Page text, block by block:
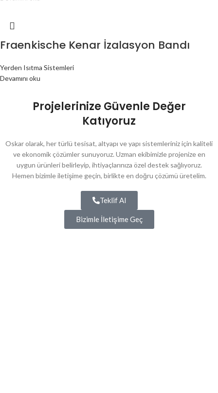
Fraenkische Kenar İzalasyon Bandı
Yerden Isıtma Sistemleri
Devamını oku
Projelerinize Güvenle Değer
Katıyoruz
Oskar olarak, her türlü tesisat, altyapı ve yapı sistemleriniz için kaliteli
ve ekonomik çözümler sunuyoruz. Uzman ekibimizle projenize en
uygun ürünleri belirleyip, ihtiyaçlarınıza özel destek sağlıyoruz.
Hemen bizimle iletişime geçin, birlikte en doğru çözümü üretelim.
Teklif Al
Bizimle İletişime Geç